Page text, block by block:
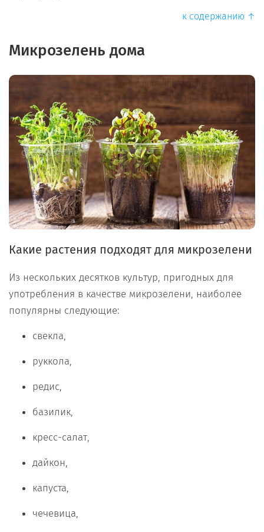
к содержанию ↑
Микрозелень дома
Какие растения подходят для микрозелени
Из нескольких десятков культур, пригодных для
употребления в качестве микрозелени, наиболее
популярны следующие:
свекла,
руккола,
редис,
базилик,
кресс-салат,
дайкон,
капуста,
чечевица,